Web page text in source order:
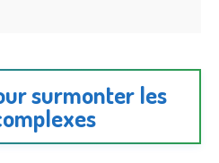
surmonter les